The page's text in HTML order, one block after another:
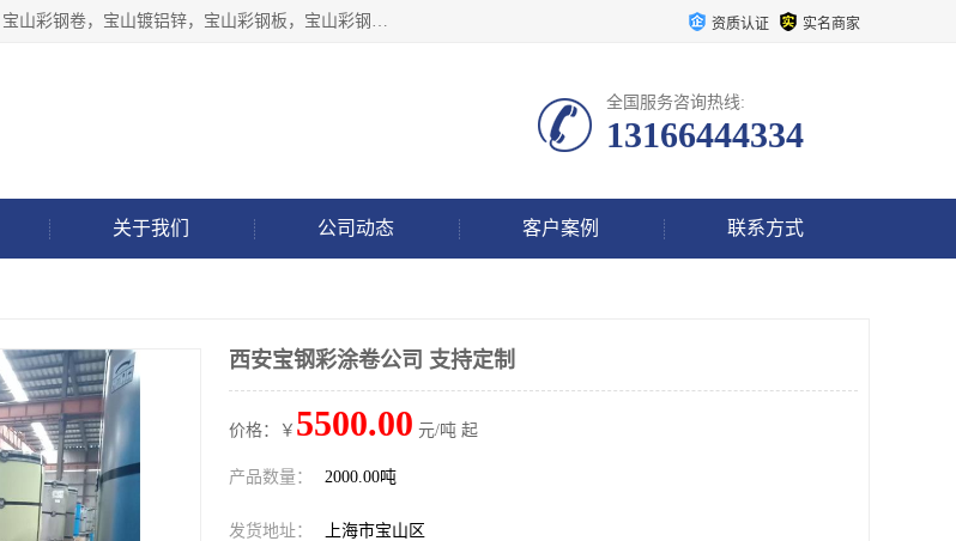
上海轩本实业有限公司于2017年注册地位于上海市宝山区，主要经营产品有：宝山彩钢卷，宝山镀铝锌，宝山彩钢板，宝山彩钢瓦等产品的生产和销售。 资质认证 实名商家
全国服务咨询热线:
13166444334
关于我们 公司动态 客户案例 联系方式
西安宝钢彩涂卷公司 支持定制
价格：￥ 5500.00 元/吨 起
产品数量： 2000.00吨
发货地址： 上海市宝山区